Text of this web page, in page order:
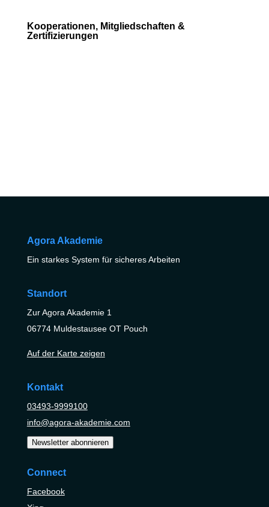
Kooperationen, Mitgliedschaften &
Zertifizierungen
Agora Akademie
Ein starkes System für sicheres Arbeiten
Standort
Zur Agora Akademie 1
06774 Muldestausee OT Pouch
Auf der Karte zeigen
Kontakt
03493-9999100
info@agora-akademie.com
Newsletter abonnieren
Connect
Facebook